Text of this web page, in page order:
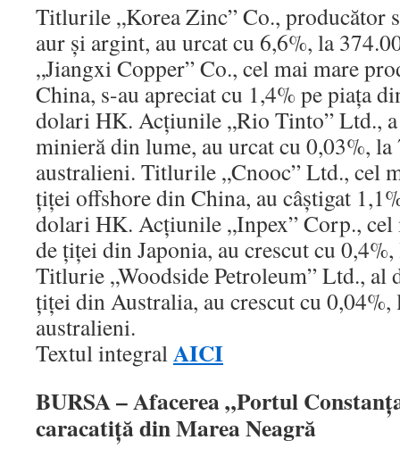
Titlurile „Korea Zinc” Co., producător
aur şi argint, au urcat cu 6,6%, la
„Jiangxi Copper” Co., cel mai mare
China, s-au apreciat cu 1,4% pe piaţa
dolari HK. Acţiunile „Rio Tinto” Ltd.,
minieră din lume, au urcat cu 0,03%,
australieni. Titlurile „Cnooc” Ltd., cel
ţiţei offshore din China, au câştigat
dolari HK. Acţiunile „Inpex” Corp., cel
de ţiţei din Japonia, au crescut cu
Titlurie „Woodside Petroleum” Ltd., al
ţiţei din Australia, au crescut cu
australieni.
Textul integralAICI
BURSA – Afacerea „Portul
caracatiţă din Marea Neagră